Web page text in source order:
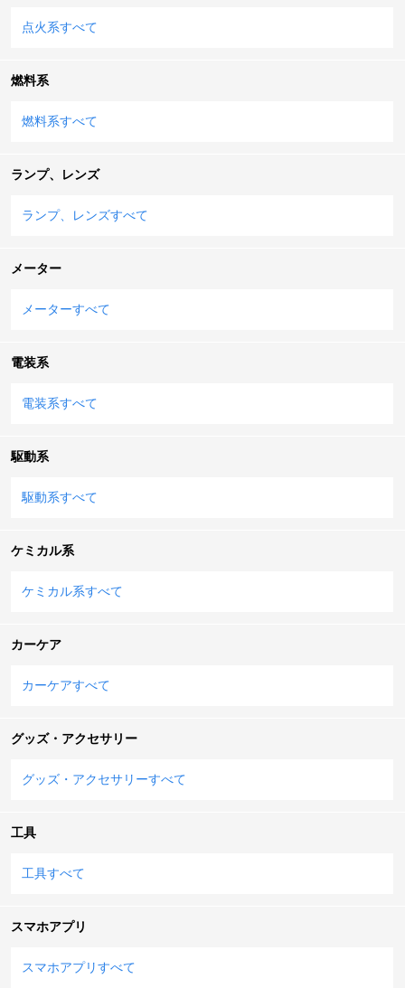
点火系すべて
燃料系
燃料系すべて
ランプ、レンズ
ランプ、レンズすべて
メーター
メーターすべて
電装系
電装系すべて
駆動系
駆動系すべて
ケミカル系
ケミカル系すべて
カーケア
カーケアすべて
グッズ・アクセサリー
グッズ・アクセサリーすべて
工具
工具すべて
スマホアプリ
スマホアプリすべて